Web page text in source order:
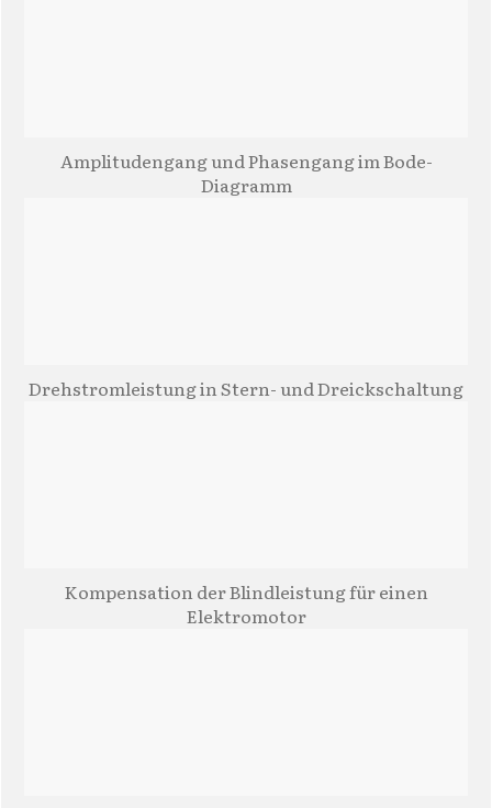
Amplitudengang und Phasengang im Bode-
Diagramm
Drehstromleistung in Stern- und Dreickschaltung
Kompensation der Blindleistung für einen
Elektromotor